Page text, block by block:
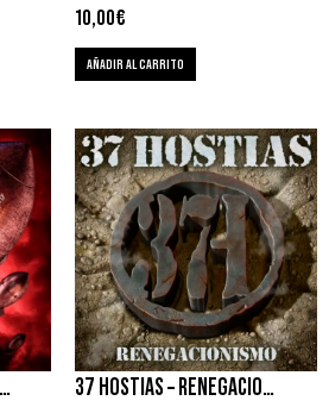
10,00€
AÑADIR AL CARRITO
TDEK – BOMBA H POR EL CULO 37 HOSTIAS – RENEGACIONISMO